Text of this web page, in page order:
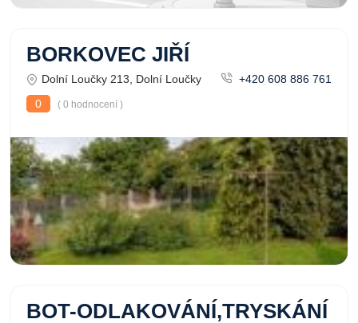
BORKOVEC JIŘÍ
Dolní Loučky 213, Dolní Loučky
+420 608 886 761
0
( 0 hodnocení )
BOT-ODLAKOVÁNÍ,TRYSKÁNÍ